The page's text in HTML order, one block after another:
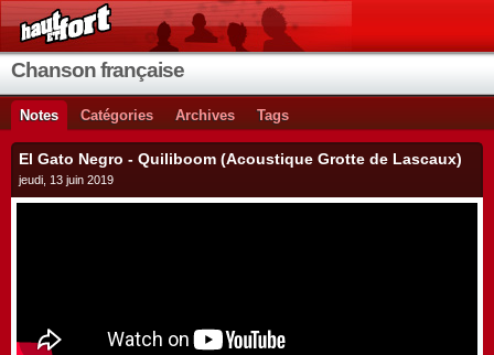
Chanson française
Notes Catégories Archives Tags
El Gato Negro - Quiliboom (Acoustique Grotte de Lascaux)
jeudi, 13 juin 2019